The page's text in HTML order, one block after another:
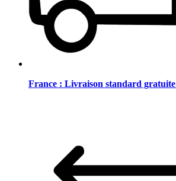
France : Livraison standard gratuite